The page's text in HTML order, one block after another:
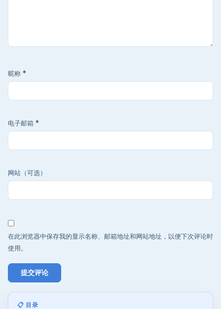
昵称 *
电子邮箱 *
网站（可选）
在此浏览器中保存我的显示名称、邮箱地址和网站地址，以便下次评论时
使用。
📋 目录